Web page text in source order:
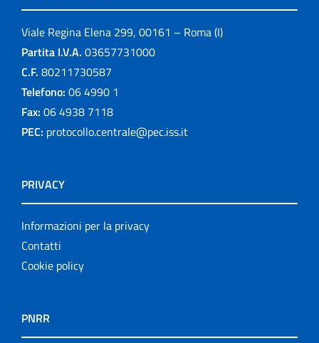
Viale Regina Elena 299, 00161 – Roma (I)
Partita I.V.A. 03657731000
C.F. 80211730587
Telefono: 06 4990 1
Fax: 06 4938 7118
PEC: protocollo.centrale@pec.iss.it
PRIVACY
Informazioni per la privacy
Contatti
Cookie policy
PNRR